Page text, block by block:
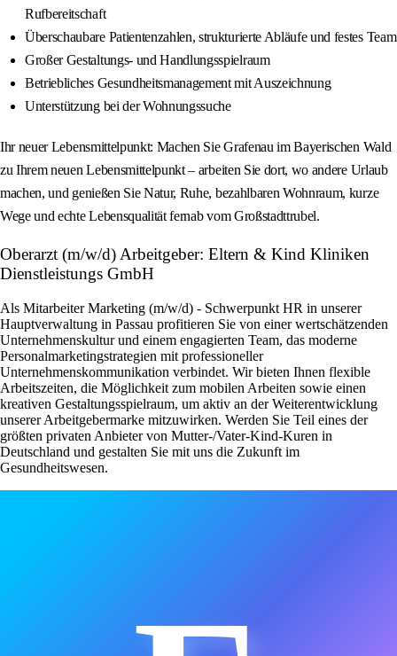
Rufbereitschaft
Überschaubare Patientenzahlen, strukturierte Abläufe und festes Team
Großer Gestaltungs- und Handlungsspielraum
Betriebliches Gesundheitsmanagement mit Auszeichnung
Unterstützung bei der Wohnungssuche
Ihr neuer Lebensmittelpunkt: Machen Sie Grafenau im Bayerischen Wald
zu Ihrem neuen Lebensmittelpunkt – arbeiten Sie dort, wo andere Urlaub
machen, und genießen Sie Natur, Ruhe, bezahlbaren Wohnraum, kurze
Wege und echte Lebensqualität fernab vom Großstadttrubel.
Oberarzt (m/w/d) Arbeitgeber: Eltern & Kind Kliniken
Dienstleistungs GmbH
Als Mitarbeiter Marketing (m/w/d) - Schwerpunkt HR in unserer
Hauptverwaltung in Passau profitieren Sie von einer wertschätzenden
Unternehmenskultur und einem engagierten Team, das moderne
Personalmarketingstrategien mit professioneller
Unternehmenskommunikation verbindet. Wir bieten Ihnen flexible
Arbeitszeiten, die Möglichkeit zum mobilen Arbeiten sowie einen
kreativen Gestaltungsspielraum, um aktiv an der Weiterentwicklung
unserer Arbeitgebermarke mitzuwirken. Werden Sie Teil eines der
größten privaten Anbieter von Mutter-/Vater-Kind-Kuren in
Deutschland und gestalten Sie mit uns die Zukunft im
Gesundheitswesen.